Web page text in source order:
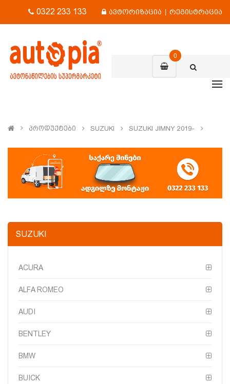
0322 233 133 ავტორიზაცია | რეგისტრაცია
0
Პროდუქტები SUZUKI SUZUKI JIMNY 2019-
SUZUKI
ACURA
ALFA ROMEO
AUDI
BENTLEY
BMW
BUICK